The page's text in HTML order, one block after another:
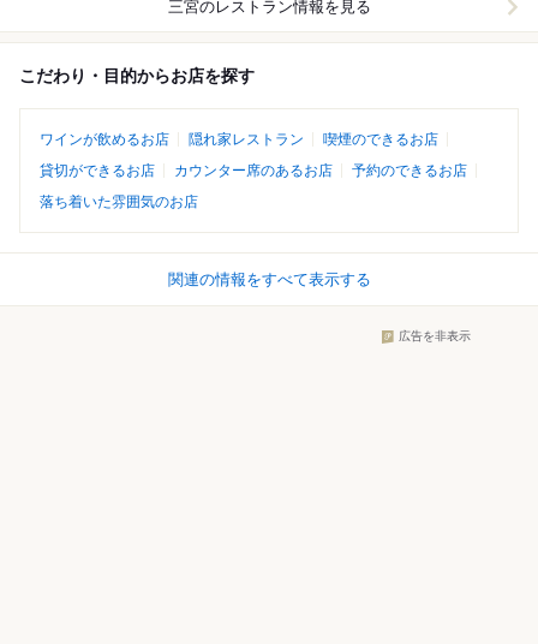
三宮のレストラン情報を見る
こだわり・目的からお店を探す
ワインが飲めるお店 隠れ家レストラン
喫煙のできるお店
貸切ができるお店
カウンター席のあるお店
予約のできるお店
落ち着いた雰囲気のお店
関連の情報をすべて表示する
広告を非表示